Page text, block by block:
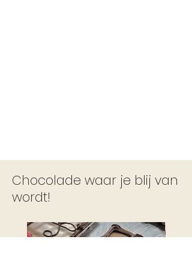
Chocolade waar je blij van
wordt!